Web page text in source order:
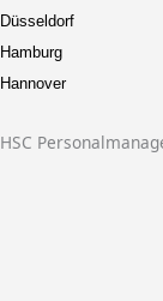
Düsseldorf
Hamburg
Hannover
HSC